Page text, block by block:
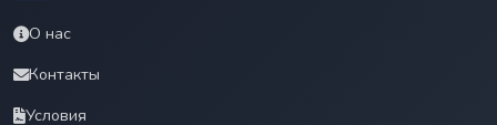
О нас
Контакты
Условия